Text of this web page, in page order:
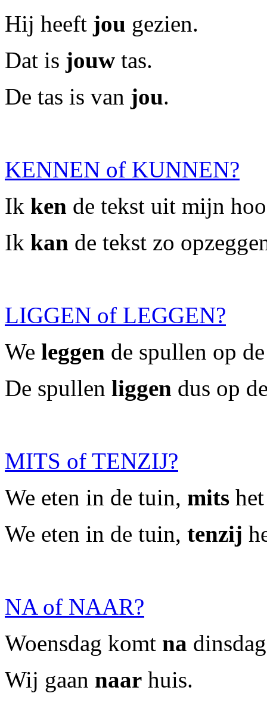
Hij heeft jou gezien.
Dat is jouw tas.
De tas is van jou.
KENNEN of KUNNEN?
Ik ken de tekst uit mijn
Ik kan de tekst zo
LIGGEN of LEGGEN?
We leggen de spullen op
De spullen liggen dus op
MITS of TENZIJ?
We eten in de tuin, mits
We eten in de tuin, tenzij
NA of NAAR?
Woensdag komt na
Wij gaan naar huis.